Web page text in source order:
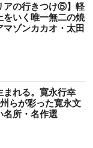
アの行きつけ⑤】軽
をいく唯一無二の焼
ゾンカカオ・太田
まれる。寛永行幸
らが彩った寛永文
名所・名作選